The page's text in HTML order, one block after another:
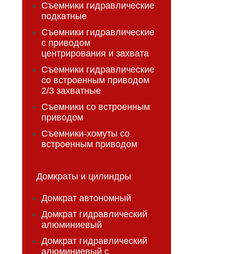
Съемники гидравлические
подкатные
Съемники гидравлические
с приводом
центрирования и захвата
Съемники гидравлические
со встроенным приводом
2/3 захватные
Съемники со встроенным
приводом
Съемники-хомуты со
встроенным приводом
Домкраты и цилиндры
Домкрат автономный
Домкрат гидравлический
алюминиевый
Домкрат гидравлический
алюминиевый с